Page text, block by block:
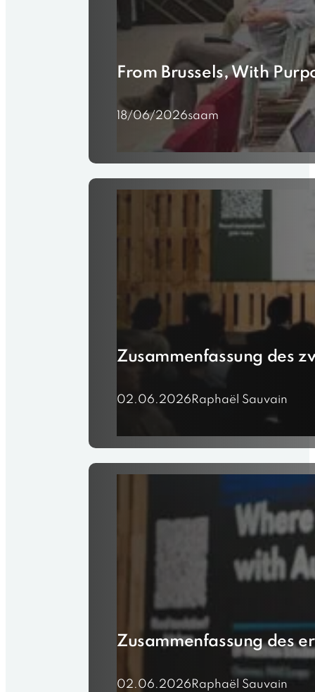
From Brussels, With
18/06/2026saam
Zusammenfassung des
02.06.2026Raphaël Sauvain
Zusammenfassung des
02.06.2026 Raphaël Sauvain